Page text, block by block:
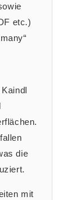
etc.)
die
mit